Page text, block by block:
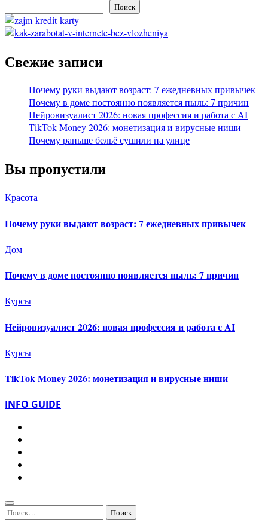
Поиск
Свежие записи
Почему руки выдают возраст: 7 ежедневных привычек
Почему в доме постоянно появляется пыль: 7 причин
Нейровизуалист 2026: новая профессия и работа с AI
TikTok Money 2026: монетизация и вирусные ниши
Почему раньше бельё сушили на улице
Вы пропустили
Красота
Почему руки выдают возраст: 7 ежедневных привычек
Дом
Почему в доме постоянно появляется пыль: 7 причин
Курсы
Нейровизуалист 2026: новая профессия и работа с AI
Курсы
TikTok Money 2026: монетизация и вирусные ниши
INFO GUIDE
Найти: